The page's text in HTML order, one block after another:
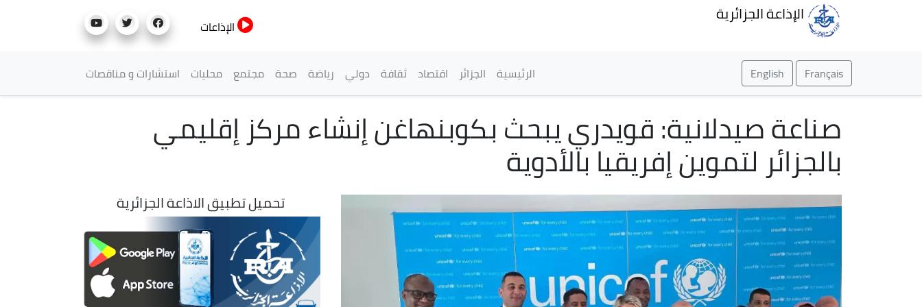
الإذاعة الجزائرية
الإذاعات
Français
English القائمة الرئيسية
الرئيسية الجزائر اقتصاد ثقافة دولي رياضة صحة مجتمع محليات استشارات و مناقصات
صناعة صيدلانية: قويدري يبحث بكوبنهاغن إنشاء مركز إقليمي
بالجزائر لتموين إفريقيا بالأدوية
تحميل تطبيق الاذاعة الجزائرية